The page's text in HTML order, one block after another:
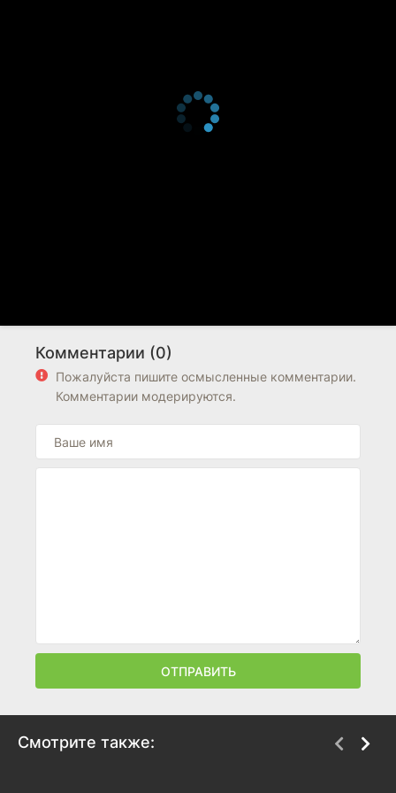
Комментарии (0)
Пожалуйста пишите осмысленные комментарии.
Комментарии модерируются.
ОТПРАВИТЬ
Смотрите также: